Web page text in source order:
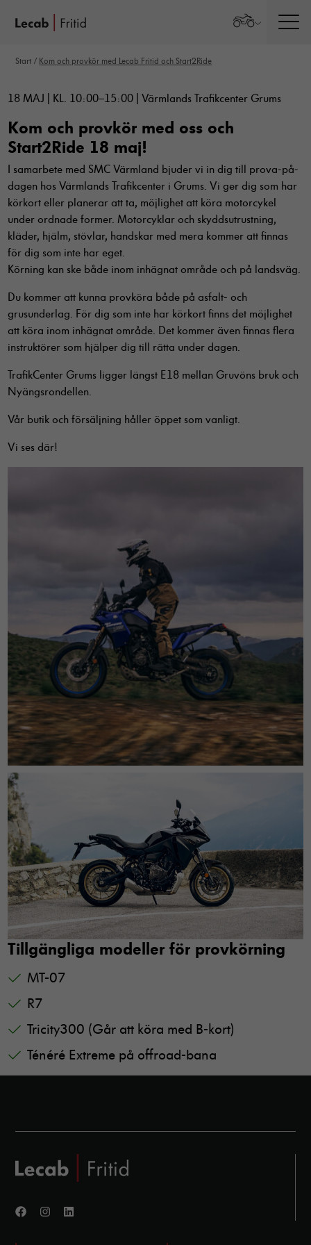
Start / Kom och provkör med Lecab Fritid och Start2Ride
18 MAJ | KL. 10:00–15:00 | Värmlands Trafikcenter Grums
Kom och provkör med oss och
Start2Ride 18 maj!
I samarbete med SMC Värmland bjuder vi in dig till prova-på-
dagen hos Värmlands Trafikcenter i Grums. Vi ger dig som har
körkort eller planerar att ta, möjlighet att köra motorcykel
under ordnade former. Motorcyklar och skyddsutrustning,
kläder, hjälm, stövlar, handskar med mera kommer att finnas
för dig som inte har eget.
Körning kan ske både inom inhägnat område och på landsväg.
Du kommer att kunna provköra både på asfalt- och
grusunderlag. För dig som inte har körkort finns det möjlighet
att köra inom inhägnat område. Det kommer även finnas flera
instruktörer som hjälper dig till rätta under dagen.
TrafikCenter Grums ligger längst E18 mellan Gruvöns bruk och
Nyängsrondellen.
Vår butik och försäljning håller öppet som vanligt.
Vi ses där!
Tillgängliga modeller för provkörning
MT-07
R7
Tricity300 (Går att köra med B-kort)
Ténéré Extreme på offroad-bana